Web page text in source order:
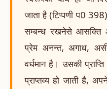
जाता है (टिप्पणी प0
सम्बन्ध रखनेसे आसक्ति
प्रेम अनन्त, अगाध,
वर्धमान है। उसकी
प्राप्तव्य हो जाती है,